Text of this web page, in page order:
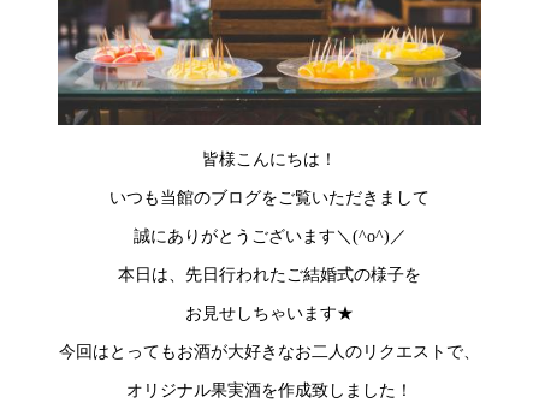
皆様こんにちは！
いつも当館のブログをご覧いただきまして
誠にありがとうございます＼(^o^)／
本日は、先日行われたご結婚式の様子を
お見せしちゃいます★
今回はとってもお酒が大好きなお二人のリクエストで、
オリジナル果実酒を作成致しました！